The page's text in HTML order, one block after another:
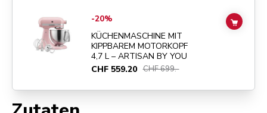
Go toKÜCHENMASCHINE MIT KIPPBAREM MOTORKOPF 4,7 L –
-20%
KÜCHENMASCHINE MIT
KIPPBAREM MOTORKOPF
4,7 L – ARTISAN BY YOU
CHF 559.20 CHF 699.-
ADD